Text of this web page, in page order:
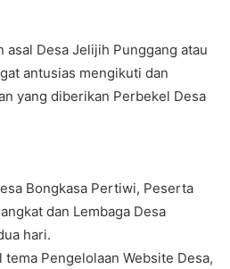
Desa Jelijih Punggang atau
antusias mengikuti dan
yang diberikan Perbekel Desa
Bongkasa Pertiwi, Peserta
dan Lembaga Desa
hari.
Pengelolaan Website Desa,